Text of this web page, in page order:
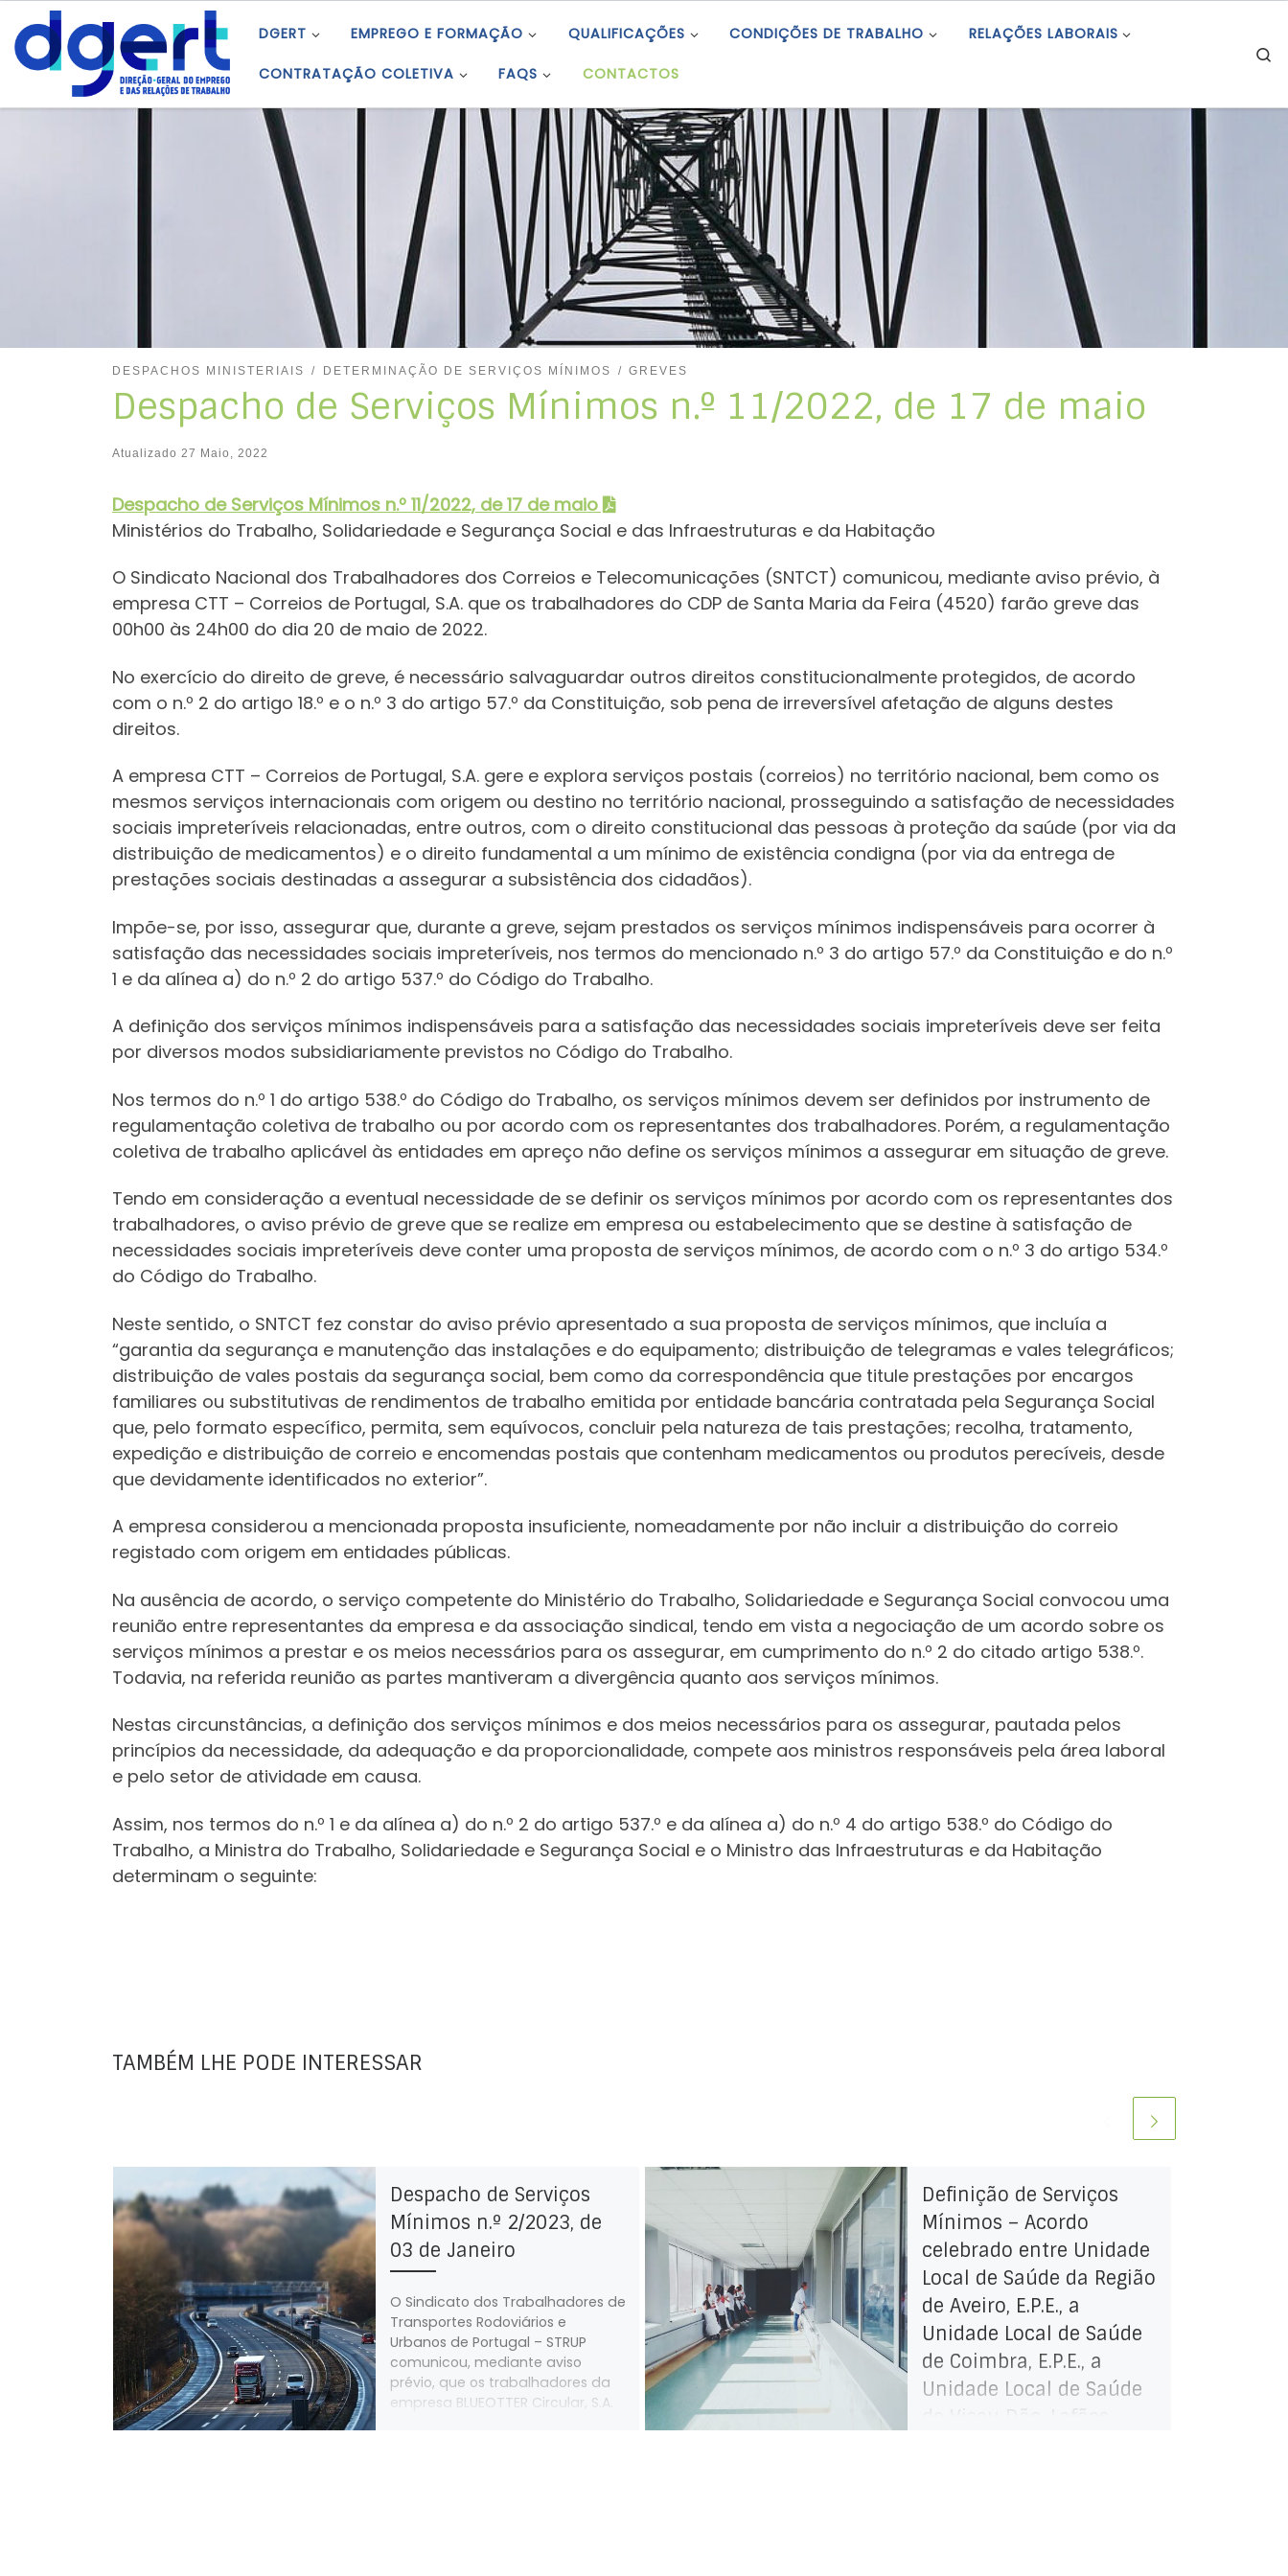
Skip to content DGERT EMPREGO E FORMAÇÃO QUALIFICAÇÕES CONDIÇÕES DE TRABALHO RELAÇÕES LABORAIS
CONTRATAÇÃO COLETIVA FAQS CONTACTOS
DESPACHOS MINISTERIAIS DETERMINAÇÃO DE SERVIÇOS MÍNIMOS GREVES
Despacho de Serviços Mínimos n.º 11/2022, de 17 de maio
Atualizado 27 Maio, 2022
Despacho de Serviços Mínimos n.º 11/2022, de 17 de maio
Ministérios do Trabalho, Solidariedade e Segurança Social e das Infraestruturas e da Habitação
O Sindicato Nacional dos Trabalhadores dos Correios e Telecomunicações (SNTCT) comunicou, mediante aviso prévio, à
empresa CTT – Correios de Portugal, S.A. que os trabalhadores do CDP de Santa Maria da Feira (4520) farão greve das
00h00 às 24h00 do dia 20 de maio de 2022.
No exercício do direito de greve, é necessário salvaguardar outros direitos constitucionalmente protegidos, de acordo
com o n.º 2 do artigo 18.º e o n.º 3 do artigo 57.º da Constituição, sob pena de irreversível afetação de alguns destes
direitos.
A empresa CTT – Correios de Portugal, S.A. gere e explora serviços postais (correios) no território nacional, bem como os
mesmos serviços internacionais com origem ou destino no território nacional, prosseguindo a satisfação de necessidades
sociais impreteríveis relacionadas, entre outros, com o direito constitucional das pessoas à proteção da saúde (por via da
distribuição de medicamentos) e o direito fundamental a um mínimo de existência condigna (por via da entrega de
prestações sociais destinadas a assegurar a subsistência dos cidadãos).
Impõe-se, por isso, assegurar que, durante a greve, sejam prestados os serviços mínimos indispensáveis para ocorrer à
satisfação das necessidades sociais impreteríveis, nos termos do mencionado n.º 3 do artigo 57.º da Constituição e do n.º
1 e da alínea a) do n.º 2 do artigo 537.º do Código do Trabalho.
A definição dos serviços mínimos indispensáveis para a satisfação das necessidades sociais impreteríveis deve ser feita
por diversos modos subsidiariamente previstos no Código do Trabalho.
Nos termos do n.º 1 do artigo 538.º do Código do Trabalho, os serviços mínimos devem ser definidos por instrumento de
regulamentação coletiva de trabalho ou por acordo com os representantes dos trabalhadores. Porém, a regulamentação
coletiva de trabalho aplicável às entidades em apreço não define os serviços mínimos a assegurar em situação de greve.
Tendo em consideração a eventual necessidade de se definir os serviços mínimos por acordo com os representantes dos
trabalhadores, o aviso prévio de greve que se realize em empresa ou estabelecimento que se destine à satisfação de
necessidades sociais impreteríveis deve conter uma proposta de serviços mínimos, de acordo com o n.º 3 do artigo 534.º
do Código do Trabalho.
Neste sentido, o SNTCT fez constar do aviso prévio apresentado a sua proposta de serviços mínimos, que incluía a
“garantia da segurança e manutenção das instalações e do equipamento; distribuição de telegramas e vales telegráficos;
distribuição de vales postais da segurança social, bem como da correspondência que titule prestações por encargos
familiares ou substitutivas de rendimentos de trabalho emitida por entidade bancária contratada pela Segurança Social
que, pelo formato específico, permita, sem equívocos, concluir pela natureza de tais prestações; recolha, tratamento,
expedição e distribuição de correio e encomendas postais que contenham medicamentos ou produtos perecíveis, desde
que devidamente identificados no exterior”.
A empresa considerou a mencionada proposta insuficiente, nomeadamente por não incluir a distribuição do correio
registado com origem em entidades públicas.
Na ausência de acordo, o serviço competente do Ministério do Trabalho, Solidariedade e Segurança Social convocou uma
reunião entre representantes da empresa e da associação sindical, tendo em vista a negociação de um acordo sobre os
serviços mínimos a prestar e os meios necessários para os assegurar, em cumprimento do n.º 2 do citado artigo 538.º.
Todavia, na referida reunião as partes mantiveram a divergência quanto aos serviços mínimos.
Nestas circunstâncias, a definição dos serviços mínimos e dos meios necessários para os assegurar, pautada pelos
princípios da necessidade, da adequação e da proporcionalidade, compete aos ministros responsáveis pela área laboral
e pelo setor de atividade em causa.
Assim, nos termos do n.º 1 e da alínea a) do n.º 2 do artigo 537.º e da alínea a) do n.º 4 do artigo 538.º do Código do
Trabalho, a Ministra do Trabalho, Solidariedade e Segurança Social e o Ministro das Infraestruturas e da Habitação
determinam o seguinte:
TAMBÉM LHE PODE INTERESSAR
Despacho de Serviços
Mínimos n.º 2/2023, de
03 de Janeiro
O Sindicato dos Trabalhadores de
Transportes Rodoviários e
Urbanos de Portugal – STRUP
comunicou, mediante aviso
prévio, que os trabalhadores da
empresa BLUEOTTER Circular, S.A.
Definição de Serviços
Mínimos – Acordo
celebrado entre Unidade
Local de Saúde da Região
de Aveiro, E.P.E., a
Unidade Local de Saúde
de Coimbra, E.P.E., a
Unidade Local de Saúde